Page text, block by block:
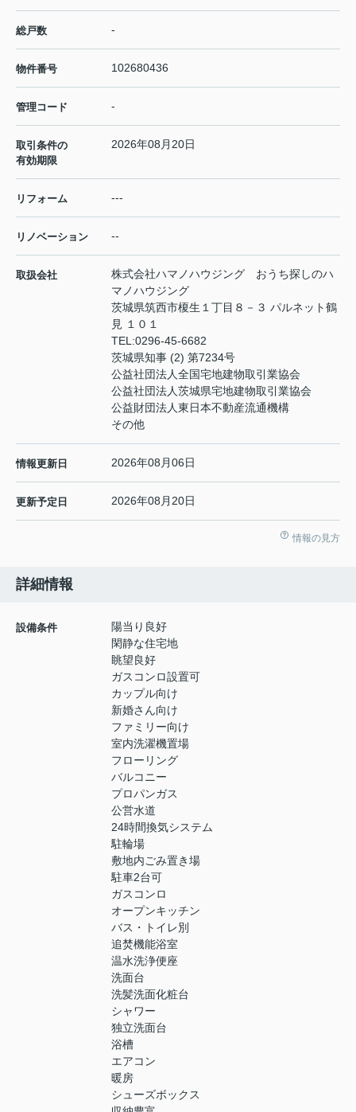
総戸数 -
物件番号 102680436
管理コード -
取引条件の
有効期限
2026年08月20日
リフォーム ---
リノベーション --
取扱会社
株式会社ハマノハウジング おうち探しのハ
マノハウジング
茨城県筑西市榎生１丁目８－３ パルネット鶴
見 １０１
TEL:0296-45-6682
茨城県知事 (2) 第7234号
公益社団法人全国宅地建物取引業協会
公益社団法人茨城県宅地建物取引業協会
公益財団法人東日本不動産流通機構
その他
情報更新日 2026年08月06日
更新予定日 2026年08月20日
情報の見方
詳細情報
設備条件
陽当り良好
閑静な住宅地
眺望良好
ガスコンロ設置可
カップル向け
新婚さん向け
ファミリー向け
室内洗濯機置場
フローリング
バルコニー
プロパンガス
公営水道
24時間換気システム
駐輪場
敷地内ごみ置き場
駐車2台可
ガスコンロ
オープンキッチン
バス・トイレ別
追焚機能浴室
温水洗浄便座
洗面台
洗髪洗面化粧台
シャワー
独立洗面台
浴槽
エアコン
暖房
シューズボックス